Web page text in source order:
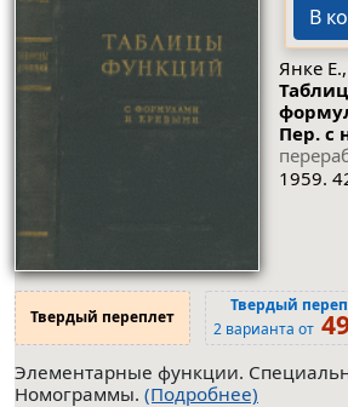
В
Янке
Пер. с
1959.
Твердый переплет
Твердый
2 варианта от
Элементарные функции.
Номограммы. (Подробнее)